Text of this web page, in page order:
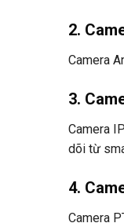
2.
Camera
3.
Camera
dõi từ
4.
Camera